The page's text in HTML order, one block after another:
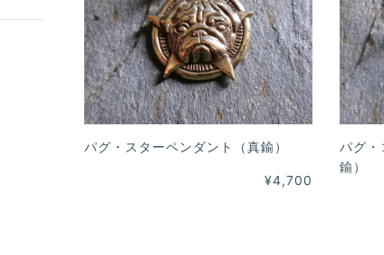
パグ・スターペンダント（真鍮）
¥4,700
パグ・
鍮）